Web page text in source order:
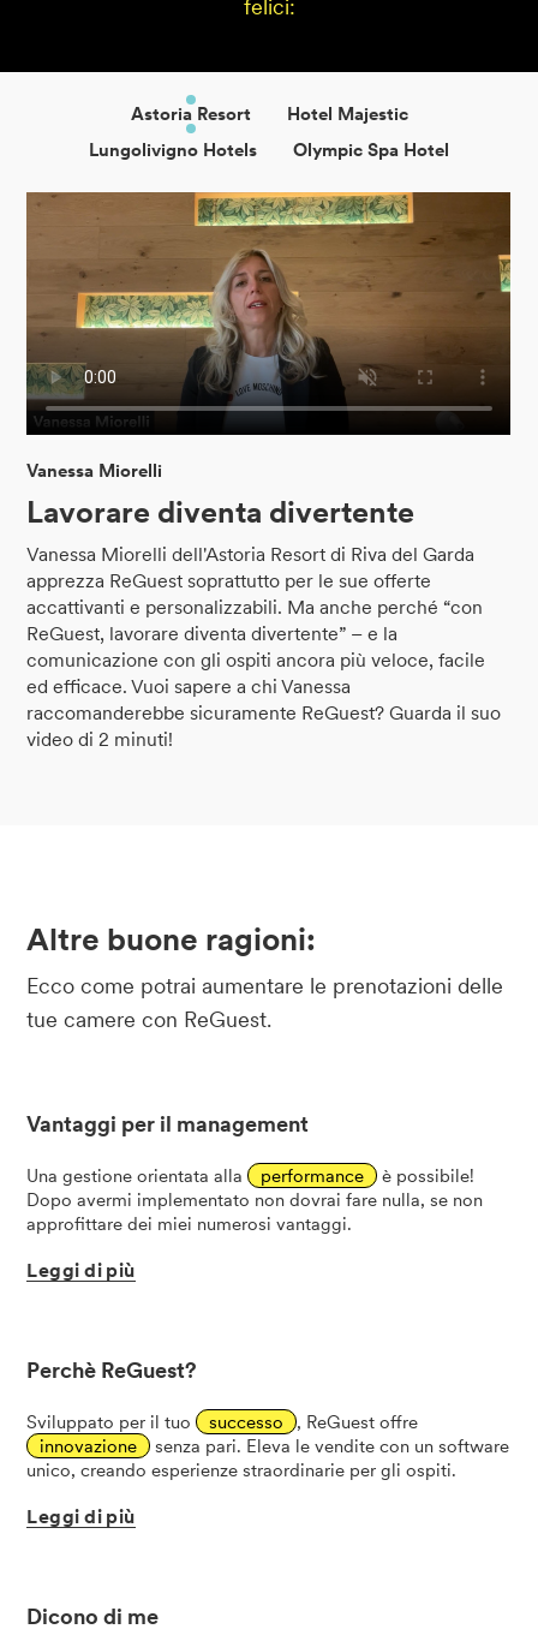
felici:
Astoria Resort
Hotel Majestic
Lungolivigno Hotels
Olympic Spa Hotel
Vanessa Miorelli
Lavorare diventa divertente
Vanessa Miorelli dell'Astoria Resort di Riva del Garda
apprezza ReGuest soprattutto per le sue offerte
accattivanti e personalizzabili. Ma anche perché “con
ReGuest, lavorare diventa divertente” – e la
comunicazione con gli ospiti ancora più veloce, facile
ed efficace. Vuoi sapere a chi Vanessa
raccomanderebbe sicuramente ReGuest? Guarda il suo
video di 2 minuti!
Altre buone ragioni:
Ecco come potrai aumentare le prenotazioni delle
tue camere con ReGuest.
Vantaggi per il management
Una gestione orientata alla performance
è possibile!
Dopo avermi implementato non dovrai fare nulla, se non
approfittare dei miei numerosi vantaggi.
Leggi di più
Perchè ReGuest?
Sviluppato per il tuo successo
, ReGuest offre
innovazione
senza pari. Eleva le vendite con un software
unico, creando esperienze straordinarie per gli ospiti.
Leggi di più
Dicono di me